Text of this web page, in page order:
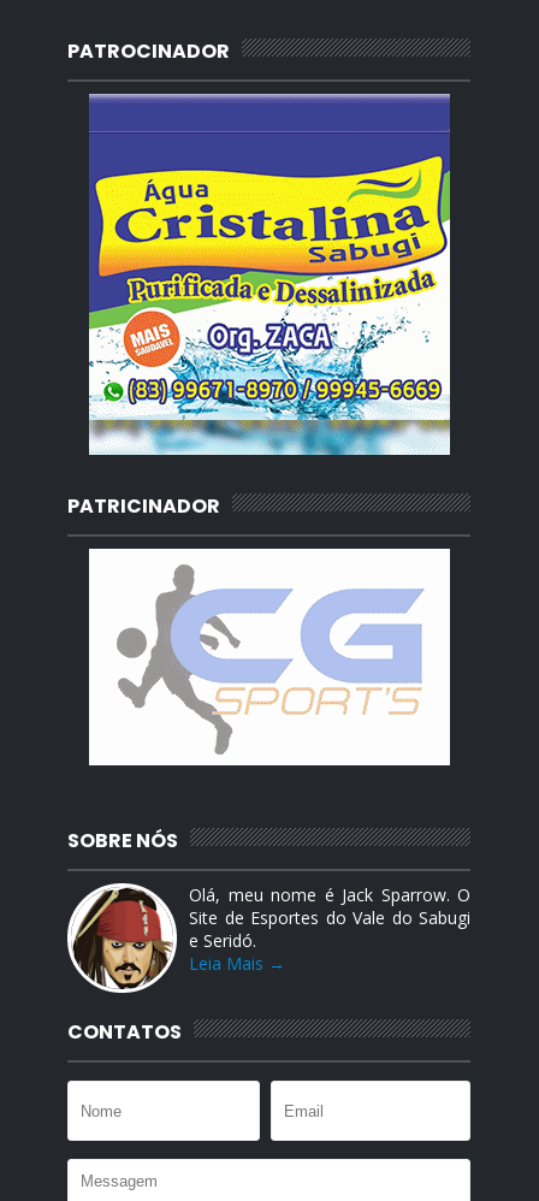
PATROCINADOR
PATRICINADOR
SOBRE NÓS
Olá, meu nome é Jack Sparrow. O
Site de Esportes do Vale do Sabugi
e Seridó.
Leia Mais →
CONTATOS